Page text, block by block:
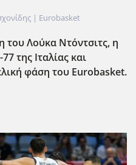
| Eurobasket
του Λούκα Ντόντσιτς, η
της Ιταλίας και
φάση του Eurobasket.